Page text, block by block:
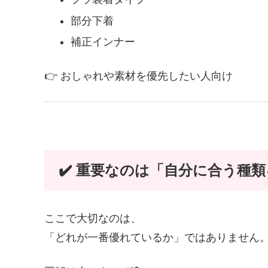
部分下着
補正インナー
👉 おしゃれや素材を優先したい人向け
✔️ 重要なのは「自分に合う種類
ここで大切なのは、
「どれが一番優れているか」ではありません。